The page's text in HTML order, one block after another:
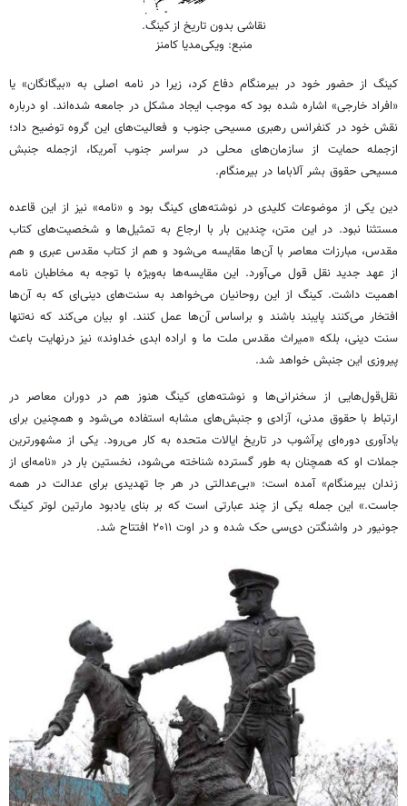
نقاشی بدون تاریخ از کینگ.
منبع: ویکی‌مدیا کامنز
کینگ از حضور خود در بیرمنگام دفاع کرد، زیرا در نامه اصلی به «بیگانگان» یا
«افراد خارجی» اشاره شده بود که موجب ایجاد مشکل در جامعه شده‌اند. او درباره
نقش خود در کنفرانس رهبری مسیحی جنوب و فعالیت‌های این گروه توضیح داد؛
ازجمله حمایت از سازمان‌های محلی در سراسر جنوب آمریکا، ازجمله جنبش
مسیحی حقوق بشر آلاباما در بیرمنگام.
دین یکی از موضوعات کلیدی در نوشته‌های کینگ بود و «نامه» نیز از این قاعده
مستثنا نبود. در این متن، چندین بار با ارجاع به تمثیل‌ها و شخصیت‌های کتاب
مقدس، مبارزات معاصر با آن‌ها مقایسه می‌شود و هم از کتاب مقدس عبری و هم
از عهد جدید نقل قول می‌آورد. این مقایسه‌ها به‌ویژه با توجه به مخاطبان نامه
اهمیت داشت. کینگ از این روحانیان می‌خواهد به سنت‌های دینی‌ای که به آن‌ها
افتخار می‌کنند پایبند باشند و براساس آن‌ها عمل کنند. او بیان می‌کند که نه‌تنها
سنت دینی، بلکه «میراث مقدس ملت ما و اراده ابدی خداوند» نیز درنهایت باعث
پیروزی این جنبش خواهد شد.
نقل‌قول‌هایی از سخنرانی‌ها و نوشته‌های کینگ هنوز هم در دوران معاصر در
ارتباط با حقوق مدنی، آزادی و جنبش‌های مشابه استفاده می‌شود و همچنین برای
یادآوری دوره‌ای پرآشوب در تاریخ ایالات متحده به کار می‌رود. یکی از مشهورترین
جملات او که همچنان به‌ طور گسترده شناخته می‌شود، نخستین بار در «نامه‌ای از
زندان بیرمنگام» آمده است: «بی‌عدالتی در هر جا تهدیدی برای عدالت در همه
جاست.» این جمله یکی از چند عبارتی است که بر بنای یادبود مارتین لوتر کینگ
جونیور در واشنگتن دی‌سی حک شده و در اوت ۲۰۱۱ افتتاح شد.